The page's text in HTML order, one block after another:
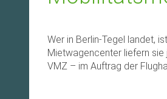
Wer in Berlin-Tegel landet,
Mietwagencenter liefern sie
VMZ – im Auftrag der